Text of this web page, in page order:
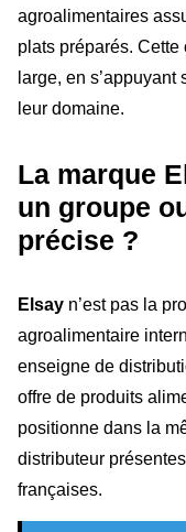
agroalimentaires
plats préparés. Cette
large, en
leur domaine.
La marque
un groupe
précise ?
Elsay n’est pas la
agroalimentaire
enseigne de
offre de produits
positionne dans la
distributeur
françaises.